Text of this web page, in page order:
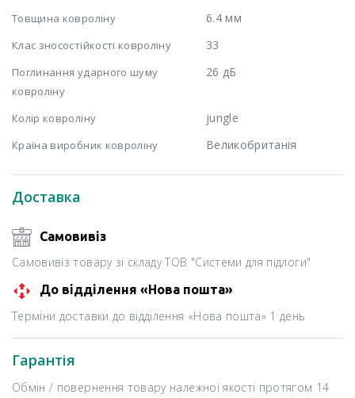
Доставка
Самовивіз
Самовивіз товару зі складу ТОВ "Системи для підлоги"
До відділення «Нова пошта»
Терміни доставки до відділення «Нова пошта» 1 день
Гарантія
Обмін / повернення товару належної якості протягом 14
Товщина ковроліну 6.4 мм
Клас зносостійкості ковроліну 33
Поглинання ударного шуму
ковроліну
26 дБ
Колір ковроліну jungle
Країна виробник ковроліну Великобританія